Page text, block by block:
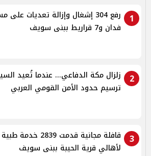
1
رفع 304 إشغال وإزالة تعديات على
فدان و7 قراريط ببنى سويف
2
زلزال مكة الدفاعي... عندما تُعيد
ترسيم حدود الأمن القومي العربي
3
قافلة مجانية قدمت 2839 خدمة طبية
لأهالي قرية الحيبة ببنى سويف